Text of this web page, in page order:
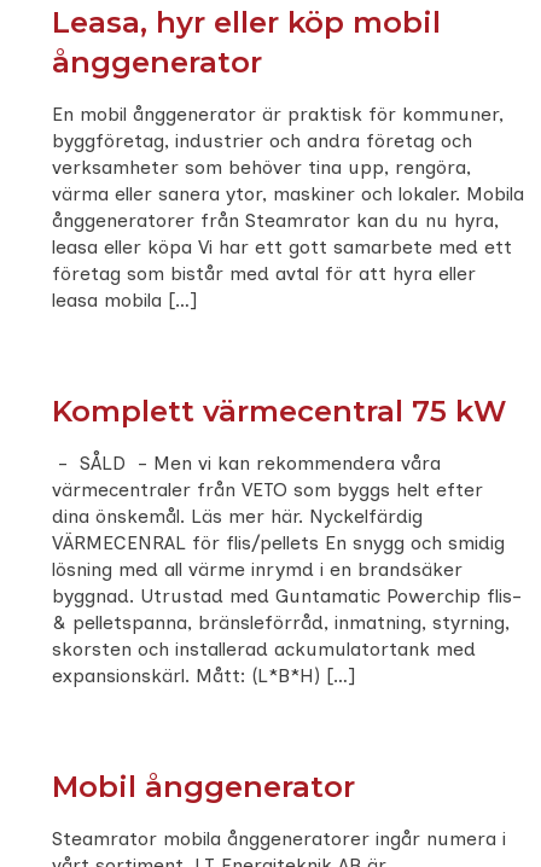
Leasa, hyr eller köp mobil
ånggenerator
En mobil ånggenerator är praktisk för kommuner,
byggföretag, industrier och andra företag och
verksamheter som behöver tina upp, rengöra,
värma eller sanera ytor, maskiner och lokaler. Mobila
ånggeneratorer från Steamrator kan du nu hyra,
leasa eller köpa Vi har ett gott samarbete med ett
företag som bistår med avtal för att hyra eller
leasa mobila […]
Komplett värmecentral 75 kW
- SÅLD - Men vi kan rekommendera våra
värmecentraler från VETO som byggs helt efter
dina önskemål. Läs mer här. Nyckelfärdig
VÄRMECENRAL för flis/pellets En snygg och smidig
lösning med all värme inrymd i en brandsäker
byggnad. Utrustad med Guntamatic Powerchip flis-
& pelletspanna, bränsleförråd, inmatning, styrning,
skorsten och installerad ackumulatortank med
expansionskärl. Mått: (L*B*H) […]
Mobil ånggenerator
Steamrator mobila ånggeneratorer ingår numera i